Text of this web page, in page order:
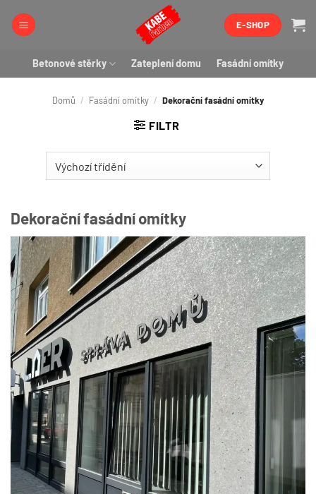
E-SHOP
Betonové stěrky Zateplení domu Fasádní omítky
Domů / Fasádní omítky / Dekorační fasádní omítky
FILTR
Dekorační fasádní omítky